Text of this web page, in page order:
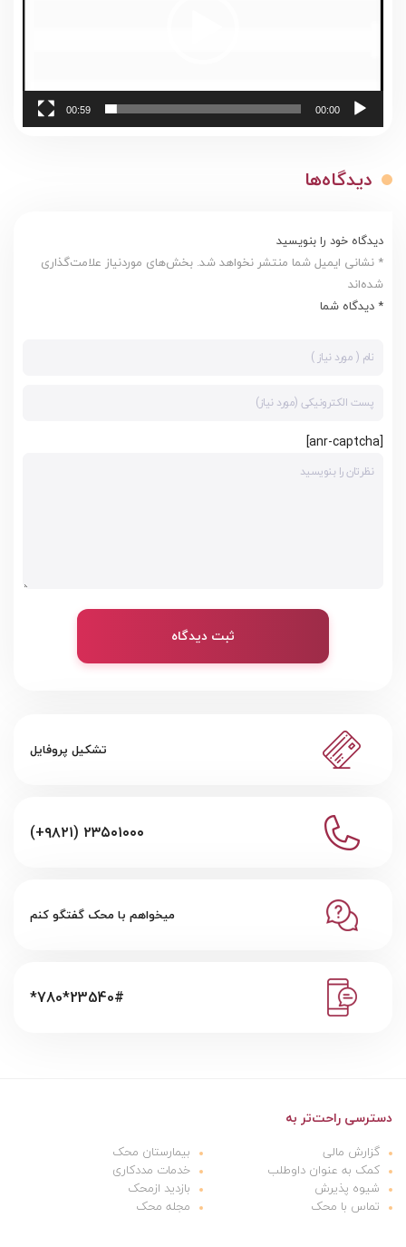
00:00
00:59
دیدگاه‌ها
دیدگاه خود را بنویسید
* نشانی ایمیل شما منتشر نخواهد شد. بخش‌های موردنیاز علامت‌گذاری
شده‌اند
* دیدگاه شما
[anr-captcha]
ثبت دیدگاه
تشکیل پروفایل
(+۹۸۲۱) ۲۳۵۰۱۰۰۰
میخواهم با محک گفتگو کنم
*780*23540#
دسترسی راحت‌تر به
گزارش مالی
بیمارستان محک
کمک به عنوان داوطلب
خدمات مددکاری
شیوه پذیرش
بازدید ازمحک
تماس با محک
مجله محک